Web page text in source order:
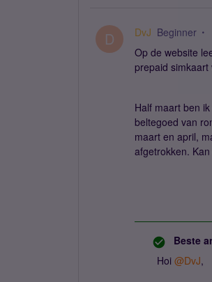
D DvJ Beginner
Op de website
prepaid
Half maart ben
beltegoed van
maart en april,
afgetrokken.
Beste
Hoi @DvJ,